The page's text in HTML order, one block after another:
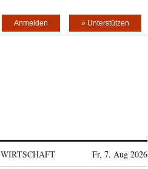
» Unterstützen
Anmelden
WIRTSCHAFT Fr, 7. Aug 2026